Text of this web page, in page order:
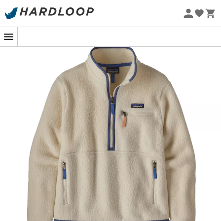
Letní akce 🔥 -5 % EXTRA při nákupu 2 produktů* s kódem